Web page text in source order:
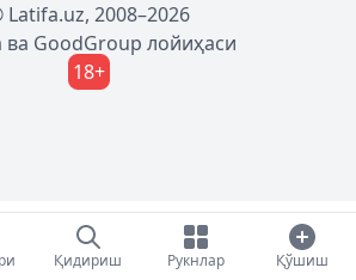
Latifa.uz, 2008–2026
ва GoodGroup лойиҳаси
18+
Қидириш Рукнлар Қўшиш